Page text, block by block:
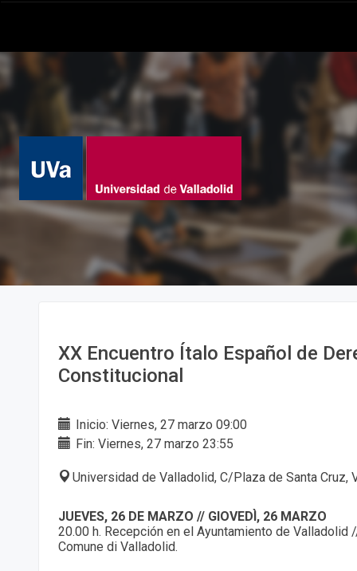
XX Encuentro Ítalo Español de
Constitucional
Inicio: Viernes, 27 marzo 09:00
Fin: Viernes, 27 marzo 23:55
Universidad de Valladolid, C/Plaza de Santa Cruz,
JUEVES, 26 DE MARZO // GIOVEDÌ, 26 MARZO
20.00 h. Recepción en el Ayuntamiento de Valladolid
Comune di Valladolid.